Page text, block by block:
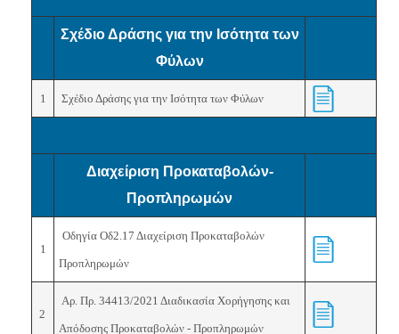
Σχέδιο Δράσης για την Ισότητα των
Φύλων
1 Σχέδιο Δράσης για την Ισότητα των Φύλων
Διαχείριση Προκαταβολών-
Προπληρωμών
1
Οδηγία Οδ2.17 Διαχείριση Προκαταβολών
Προπληρωμών
2
Αρ. Πρ. 34413/2021 Διαδικασία Χορήγησης και
Απόδοσης Προκαταβολών - Προπληρωμών